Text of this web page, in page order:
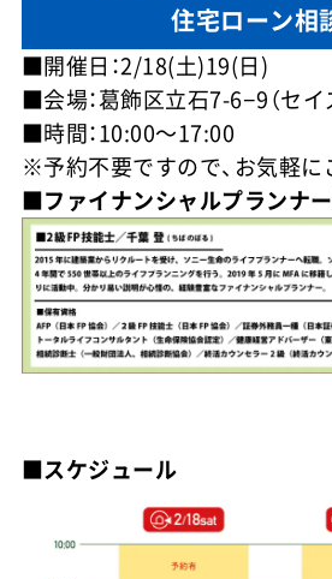
住宅ローン相
■開催日：2/18(土)19(日)
■会場：葛飾区立石7-6−9（セイ
■時間：10:00～17:00
※予約不要ですので、お気軽
■ファイナンシャルプランナ
■スケジュール